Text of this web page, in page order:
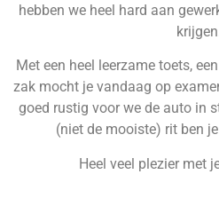
hebben we heel hard aan
Met een heel leerzame toets,
zak mocht je vandaag op
goed rustig voor we de auto in
(niet de mooiste) rit ben
Heel veel plezier met